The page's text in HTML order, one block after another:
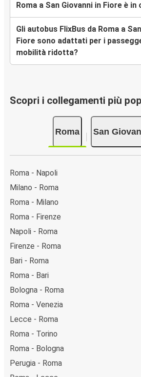
Roma a San Giovanni in Fiore è in
Gli autobus FlixBus da Roma a
Fiore sono adattati per i
mobilità ridotta?
Scopri i collegamenti più
Roma San
Roma - Napoli
Milano - Roma
Roma - Milano
Roma - Firenze
Napoli - Roma
Firenze - Roma
Bari - Roma
Roma - Bari
Bologna - Roma
Roma - Venezia
Lecce - Roma
Roma - Torino
Roma - Bologna
Perugia - Roma